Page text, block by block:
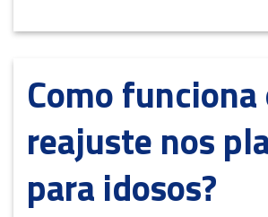
Como funciona
reajuste nos
para idosos?